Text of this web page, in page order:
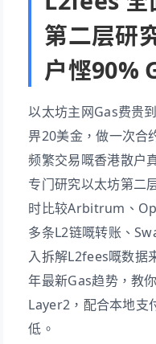
第二层研
户悭90%
以太坊主网Gas费贵
畀20美金，做一次合
频繁交易嘅香港散户
专门研究以太坊第二
时比较Arbitrum、
多条L2链嘅转账、
入拆解L2fees嘅数据
年最新Gas趋势，教
Layer2，配合本地支
低。